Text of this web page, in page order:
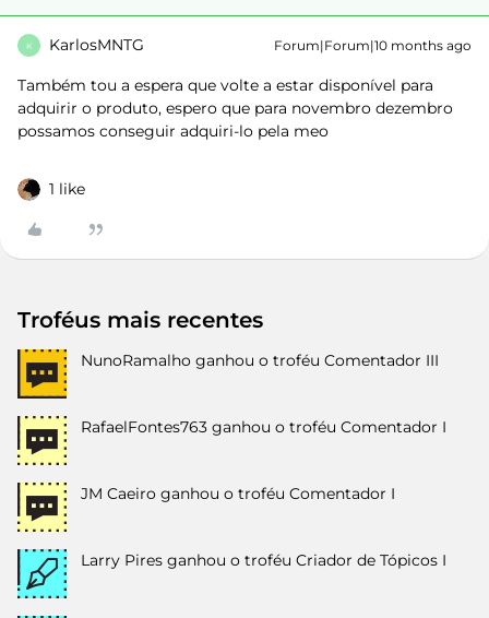
K KarlosMNTG Forum|Forum|10 months ago
Também tou a espera que volte a estar disponível para
adquirir o produto, espero que para novembro dezembro
possamos conseguir adquiri-lo pela meo
1 like
Troféus mais recentes
NunoRamalho ganhou o troféu Comentador III
RafaelFontes763 ganhou o troféu Comentador I
JM Caeiro ganhou o troféu Comentador I
Larry Pires ganhou o troféu Criador de Tópicos I